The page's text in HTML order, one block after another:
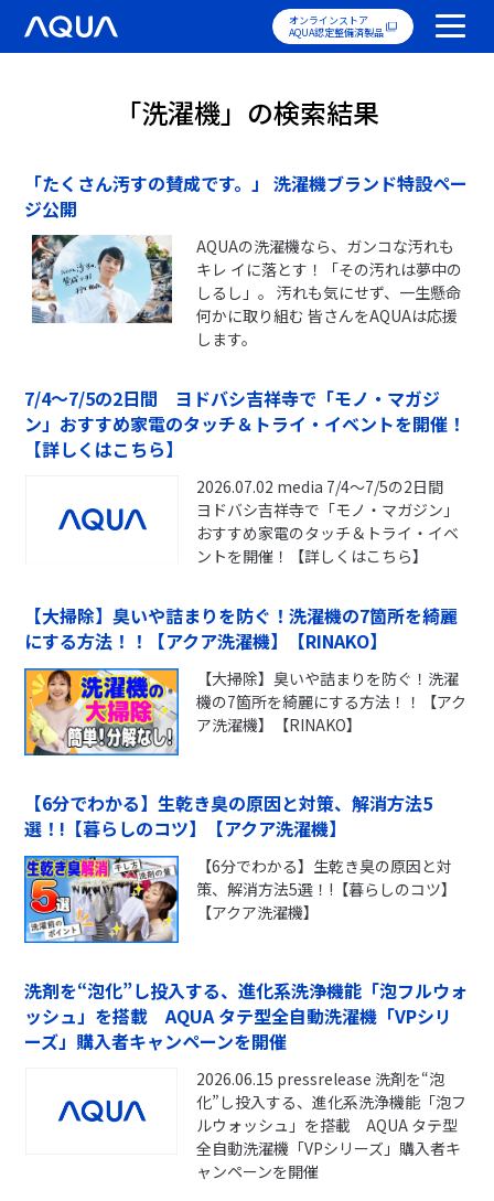
オンラインストア
AQUA認定整備済製品
「洗濯機」の検索結果
「たくさん汚すの賛成です。」 洗濯機ブランド特設ペー
ジ公開
AQUAの洗濯機なら、ガンコな汚れも
キレ イに落とす！「その汚れは夢中の
しるし」。 汚れも気にせず、一生懸命
何かに取り組む 皆さんをAQUAは応援
します。
7/4～7/5の2日間 ヨドバシ吉祥寺で「モノ・マガジ
ン」おすすめ家電のタッチ＆トライ・イベントを開催！
【詳しくはこちら】
2026.07.02 media 7/4～7/5の2日間
ヨドバシ吉祥寺で「モノ・マガジン」
おすすめ家電のタッチ＆トライ・イベ
ントを開催！【詳しくはこちら】
【大掃除】臭いや詰まりを防ぐ！洗濯機の7箇所を綺麗
にする方法！！【アクア洗濯機】【RINAKO】
【大掃除】臭いや詰まりを防ぐ！洗濯
機の7箇所を綺麗にする方法！！【アク
ア洗濯機】【RINAKO】
【6分でわかる】生乾き臭の原因と対策、解消方法5
選！!【暮らしのコツ】【アクア洗濯機】
【6分でわかる】生乾き臭の原因と対
策、解消方法5選！!【暮らしのコツ】
【アクア洗濯機】
洗剤を“泡化”し投入する、進化系洗浄機能「泡フルウォ
ッシュ」を搭載 AQUA タテ型全自動洗濯機「VPシリ
ーズ」購入者キャンペーンを開催
2026.06.15 pressrelease 洗剤を“泡
化”し投入する、進化系洗浄機能「泡フ
ルウォッシュ」を搭載 AQUA タテ型
全自動洗濯機「VPシリーズ」購入者キ
ャンペーンを開催